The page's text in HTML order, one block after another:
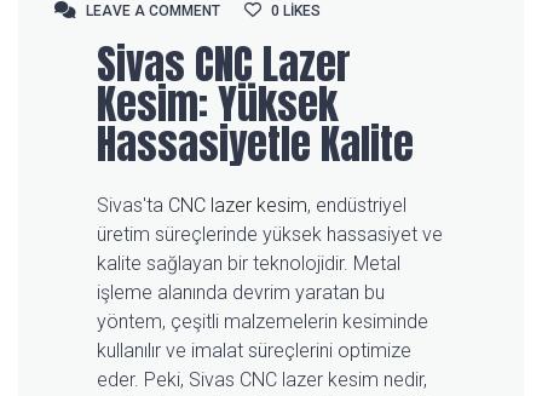
LEAVE A COMMENT
LEAVE A COMMENT 0 LIKES
Sivas CNC Lazer
Kesim: Yüksek
Hassasiyetle Kalite
Sivas'ta CNC lazer kesim, endüstriyel
üretim süreçlerinde yüksek hassasiyet ve
kalite sağlayan bir teknolojidir. Metal
işleme alanında devrim yaratan bu
yöntem, çeşitli malzemelerin kesiminde
kullanılır ve imalat süreçlerini optimize
eder. Peki, Sivas CNC lazer kesim nedir,